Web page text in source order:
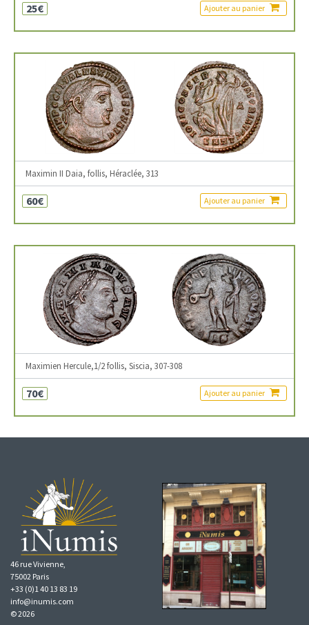
25€ Ajouter au panier
Maximin II Daia, follis, Héraclée, 313
60€ Ajouter au panier
Maximien Hercule,1/2 follis, Siscia, 307-308
70€ Ajouter au panier
46 rue Vivienne,
75002 Paris
+33 (0)1 40 13 83 19
info@inumis.com
© 2026